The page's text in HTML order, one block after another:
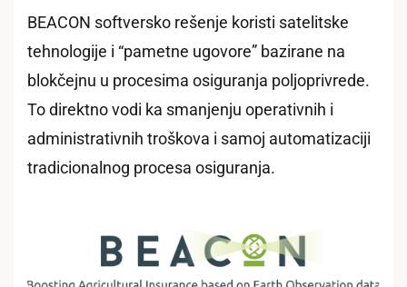
BEACON softversko rešenje koristi satelitske
tehnologije i “pametne ugovore” bazirane na
blokčejnu u procesima osiguranja poljoprivrede.
To direktno vodi ka smanjenju operativnih i
administrativnih troškova i samoj automatizaciji
tradicionalnog procesa osiguranja.